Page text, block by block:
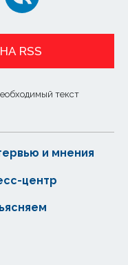
RSS
текст
и мнения
центр